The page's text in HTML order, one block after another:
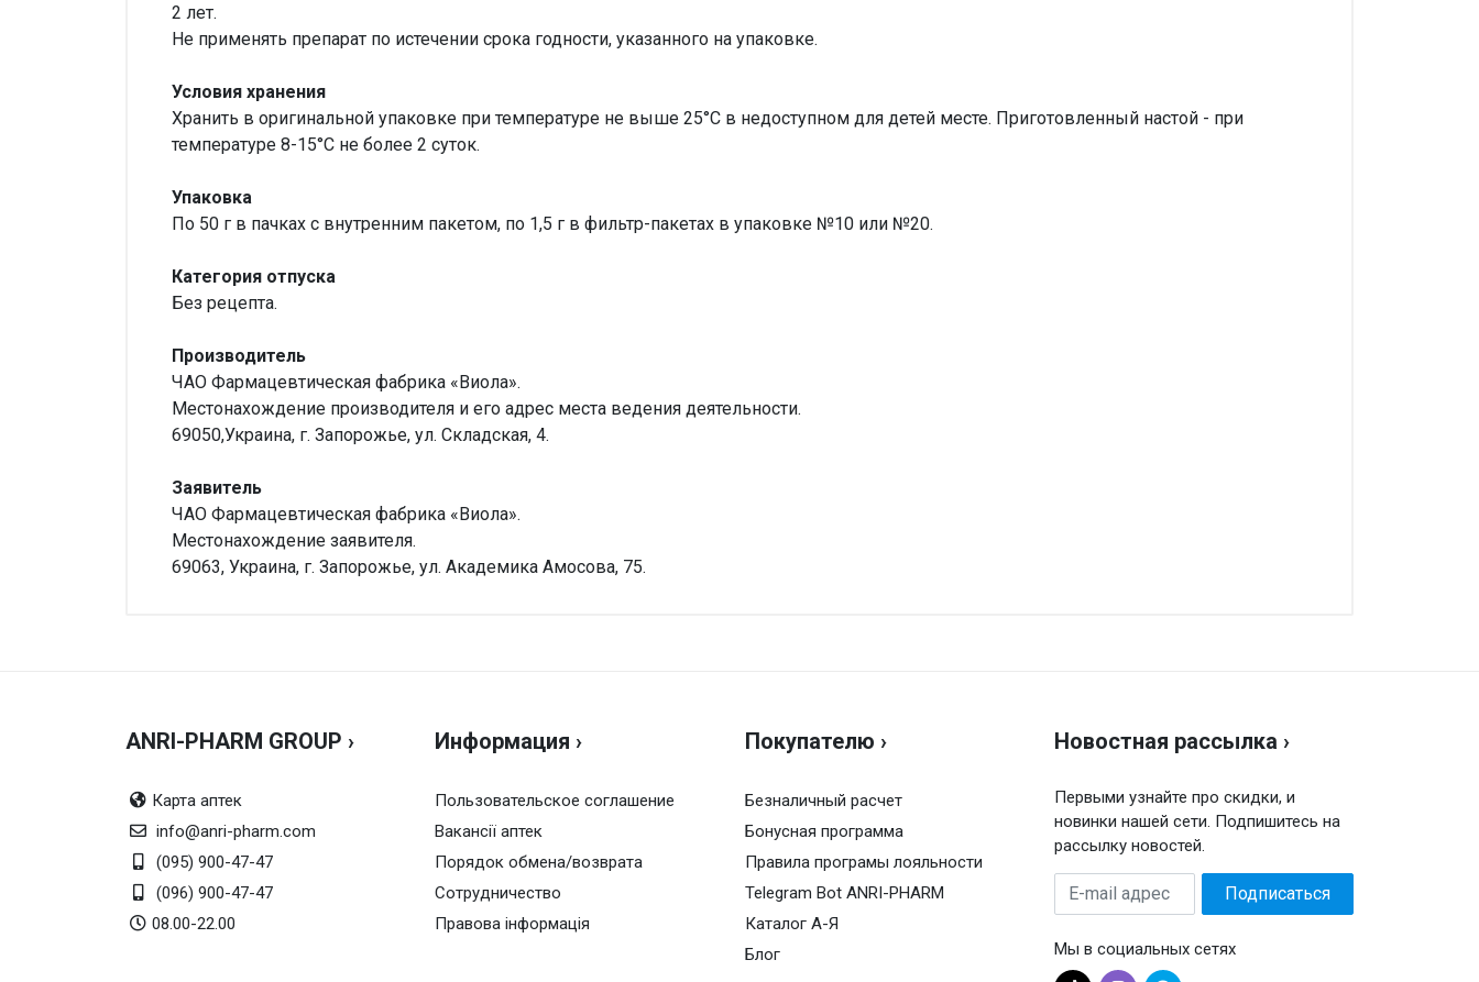
2 лет.
Не применять препарат по истечении срока годности, указанного на упаковке.
Условия хранения
Хранить в оригинальной упаковке при температуре не выше 25°С в недоступном для детей месте. Приготовленный настой - при
температуре 8-15°С не более 2 суток.
Упаковка
По 50 г в пачках с внутренним пакетом, по 1,5 г в фильтр-пакетах в упаковке №10 или №20.
Категория отпуска
Без рецепта.
Производитель
ЧАО Фармацевтическая фабрика «Виола».
Местонахождение производителя и его адрес места ведения деятельности.
69050,Украина, г. Запорожье, ул. Складская, 4.
Заявитель
ЧАО Фармацевтическая фабрика «Виола».
Местонахождение заявителя.
69063, Украина, г. Запорожье, ул. Академика Амосова, 75.
Отправить
ANRI-PHARM GROUP ›
Карта аптек
info@anri-pharm.com
(095) 900-47-47
(096) 900-47-47
08.00-22.00
Информация ›
Пользовательское соглашение
Вакансії аптек
Порядок обмена/возврата
Сотрудничество
Правова інформація
Покупателю ›
Безналичный расчет
Бонусная программа
Правила програмы лояльности
Telegram Bot ANRI-PHARM
Каталог А-Я
Блог
Новостная рассылка ›
Первыми узнайте про скидки, и
новинки нашей сети. Подпишитесь на
рассылку новостей.
E-
mail
адрес
Подписаться
Мы в социальных сетях